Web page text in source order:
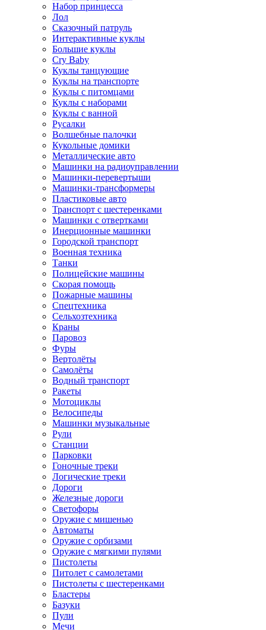
Набор принцесса
Лол
Сказочный патруль
Интерактивные куклы
Большие куклы
Cry Baby
Куклы танцующие
Куклы на транспорте
Куклы с питомцами
Куклы с наборами
Куклы с ванной
Русалки
Волшебные палочки
Кукольные домики
Металлические авто
Машинки на радиоуправлении
Машинки-перевертыши
Машинки-трансформеры
Пластиковые авто
Транспорт с шестеренками
Машинки с отвертками
Инерционные машинки
Городской транспорт
Военная техника
Танки
Полицейские машины
Скорая помощь
Пожарные машины
Спецтехника
Сельхозтехника
Краны
Паровоз
Фуры
Вертолёты
Самолёты
Водный транспорт
Ракеты
Мотоциклы
Велосипеды
Машинки музыкальные
Рули
Станции
Парковки
Гоночные треки
Логические треки
Дороги
Железные дороги
Светофоры
Оружие с мишенью
Автоматы
Оружие с орбизами
Оружие с мягкими пулями
Пистолеты
Питолет с самолетами
Пистолеты с шестеренками
Бластеры
Базуки
Пули
Мечи